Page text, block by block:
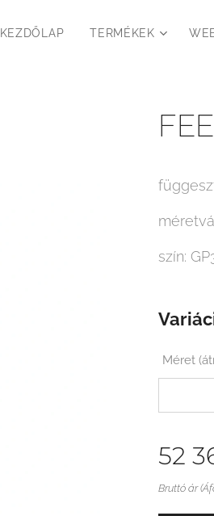
KEZDŐLAP TERMÉKEK
szín:
Méret
52
Bruttó ár